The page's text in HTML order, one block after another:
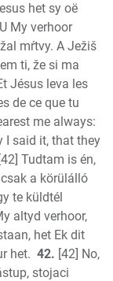
het sy oë
My verhoor
mŕtvy. A Ježiš
ti, že si ma
Jésus leva les
de ce que tu
me always:
I said it, that they
[42] Tudtam is én,
a körülálló
te küldtél
altyd verhoor,
het Ek dit
het. 42. [42] No,
stojaci